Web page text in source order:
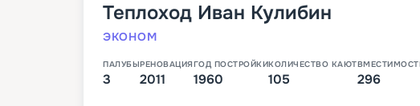
Теплоход Иван Кулибин
ЭКОНОМ
ПАЛУБЫ
3
РЕНОВАЦИЯ
2011
ГОД ПОСТРОЙКИ
1960
КОЛИЧЕСТВО КАЮТ
105 296